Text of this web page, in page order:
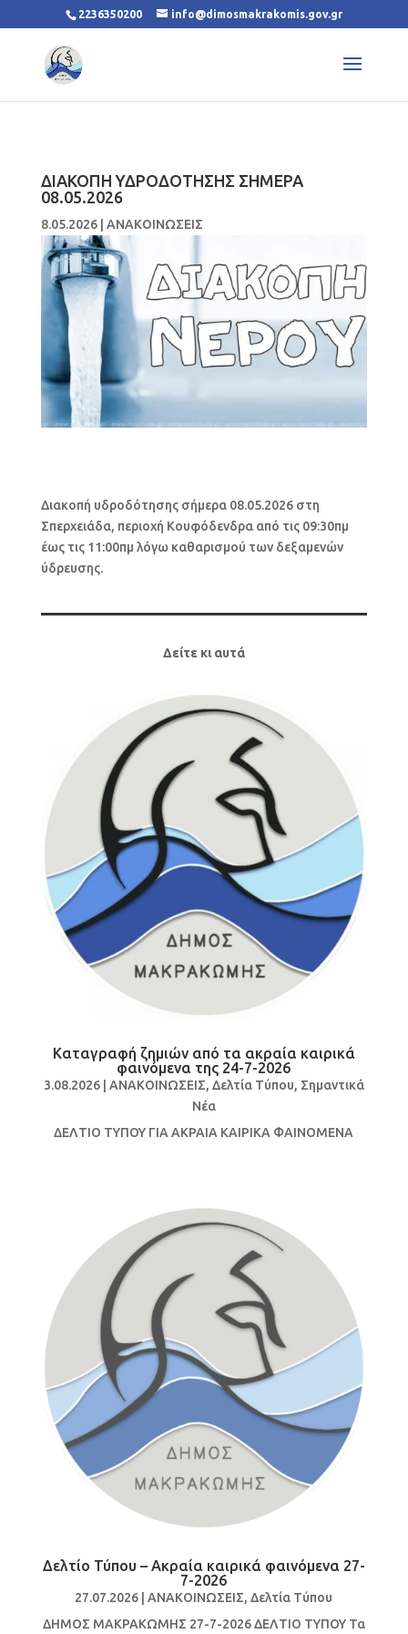
2236350200 info@dimosmakrakomis.gov.gr
ΔΙΑΚΟΠΗ ΥΔΡΟΔΟΤΗΣΗΣ ΣΗΜΕΡΑ
08.05.2026
8.05.2026| ΑΝΑΚΟΙΝΩΣΕΙΣ
Διακοπή υδροδότησης σήμερα 08.05.2026 στη
Σπερχειάδα, περιοχή Κουφόδενδρα από τις 09:30πμ
έως τις 11:00πμ λόγω καθαρισμού των δεξαμενών
ύδρευσης.
Δείτε κι αυτά
Καταγραφή ζημιών από τα ακραία καιρικά
φαινόμενα της 24-7-2026
3.08.2026| ΑΝΑΚΟΙΝΩΣΕΙΣ, Δελτία Τύπου, Σημαντικά
Νέα
ΔΕΛΤΙΟ ΤΥΠΟΥ ΓΙΑ ΑΚΡΑΙΑ ΚΑΙΡΙΚΑ ΦΑΙΝΟΜΕΝΑ
Δελτίο Τύπου – Ακραία καιρικά φαινόμενα 27-
7-2026
27.07.2026 |ΑΝΑΚΟΙΝΩΣΕΙΣ,Δελτία Τύπου
ΔΗΜΟΣ ΜΑΚΡΑΚΩΜΗΣ 27-7-2026 ΔΕΛΤΙΟ ΤΥΠΟΥ Τα